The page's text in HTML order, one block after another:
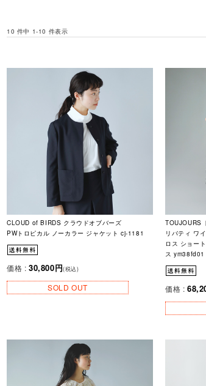
10 件中 1-10 件表示
CLOUD of BIRDS クラウドオブバーズ
PWトロピカル ノーカラー ジャケット cj-1181
価格 : 30,800円(税込)
SOLD OUT
TOUJOURS
リバティ ワ
ロス ショー
ス ym38fd01
価格 :